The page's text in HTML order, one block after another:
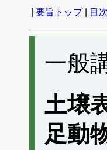
要旨トップ| 目次
一般
土壌
足動